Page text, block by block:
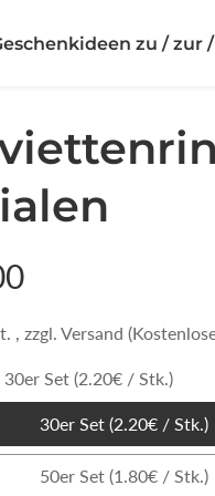
zu / zur
, zzgl. Versand
30er Set (2.20€ / Stk.)
30er Set (2.20€ / Stk.)
30er
Set
50er Set (1.80€ / Stk.)
50er